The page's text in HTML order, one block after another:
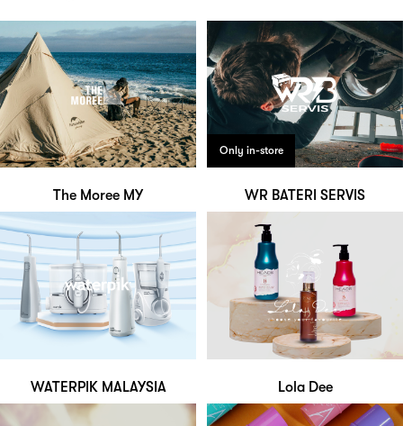
The Moree MY
Only in-store
WR BATERI SERVIS
WATERPIK MALAYSIA Lola Dee